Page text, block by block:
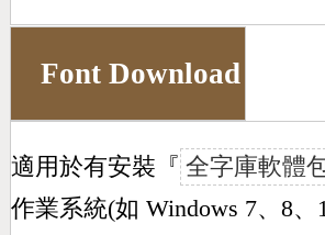
Font Download
適用於有安裝『 全字庫軟體
作業系統(如 Windows 7、8、